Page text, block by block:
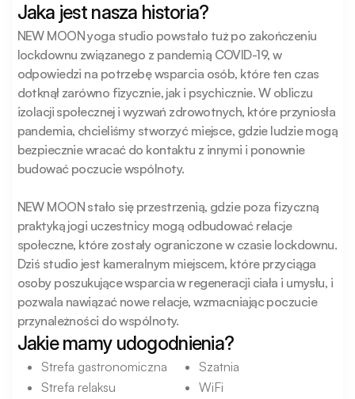
Jaka jest nasza historia?
NEW MOON yoga studio powstało tuż po zakończeniu
lockdownu związanego z pandemią COVID-19, w
odpowiedzi na potrzebę wsparcia osób, które ten czas
dotknął zarówno fizycznie, jak i psychicznie. W obliczu
izolacji społecznej i wyzwań zdrowotnych, które przyniosła
pandemia, chcieliśmy stworzyć miejsce, gdzie ludzie mogą
bezpiecznie wracać do kontaktu z innymi i ponownie
budować poczucie wspólnoty.
NEW MOON stało się przestrzenią, gdzie poza fizyczną
praktyką jogi uczestnicy mogą odbudować relacje
społeczne, które zostały ograniczone w czasie lockdownu.
Dziś studio jest kameralnym miejscem, które przyciąga
osoby poszukujące wsparcia w regeneracji ciała i umysłu, i
pozwala nawiązać nowe relacje, wzmacniając poczucie
przynależności do wspólnoty.
Jakie mamy udogodnienia?
Strefa gastronomiczna
Strefa relaksu
Szatnia
WiFi